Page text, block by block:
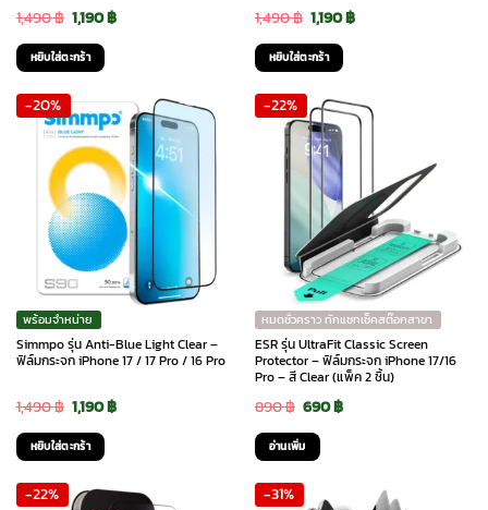
1,490฿ Original
price
was:
1,490 ฿.
1,190฿Current
1,190 ฿.
หยิบใส่ตะกร้า
1,490฿ Original
price
was:
1,490 ฿.
1,190฿Current
1,190 ฿.
หยิบใส่ตะกร้า
-20%
พร้อมจำหน่าย
Simmpo รุ่น Anti-Blue Light Clear –
ฟิล์มกระจก iPhone 17 / 17 Pro / 16 Pro
1,490฿ Original
price
was:
1,490 ฿.
1,190฿Current
1,190 ฿.
หยิบใส่ตะกร้า
-22%
หมดชั่วคราว ทักแชทเช็คสต๊อกสาขา
ESR รุ่น UltraFit Classic Screen
Protector – ฟิล์มกระจก iPhone 17/16
Pro – สี Clear (แพ็ค 2 ชิ้น)
890฿ Original
price
was:
890 ฿.
690฿Current
690 ฿.
อ่านเพิ่ม
-22% -31%